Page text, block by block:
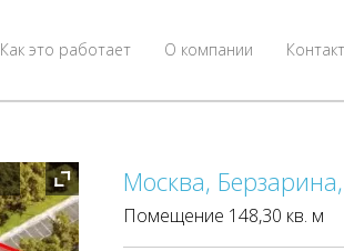
О компании
Как это работает
Москва,
Помещение 148,30 кв. м